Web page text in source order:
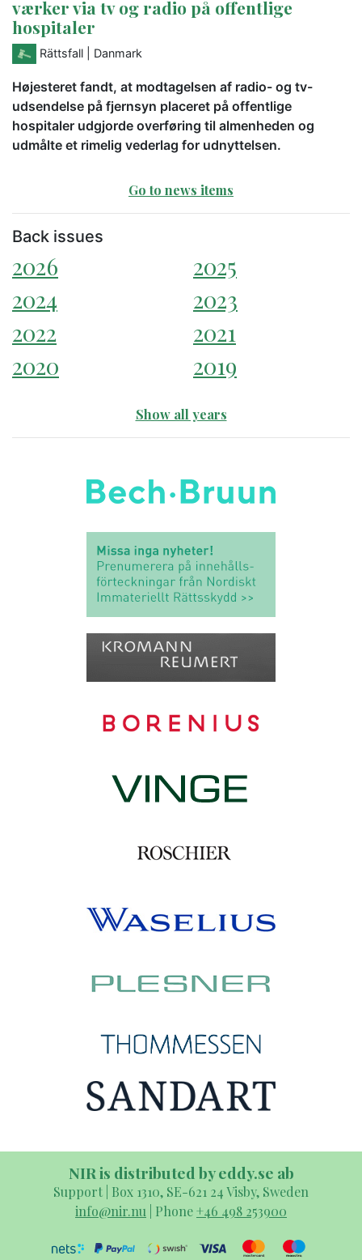
værker via tv og radio på offentlige
hospitaler
Rättsfall | Danmark
Højesteret fandt, at modtagelsen af radio- og tv-
udsendelse på fjernsyn placeret på offentlige
hospitaler udgjorde overføring til almenheden og
udmålte et rimelig vederlag for udnyttelsen.
Go to news items
Back issues
2026
2025
2024
2023
2022
2021
2020
2019
Show all years
NIR is distributed by eddy.se ab
Support | Box 1310, SE-621 24 Visby, Sweden
info@nir.nu | Phone+46 498 253900